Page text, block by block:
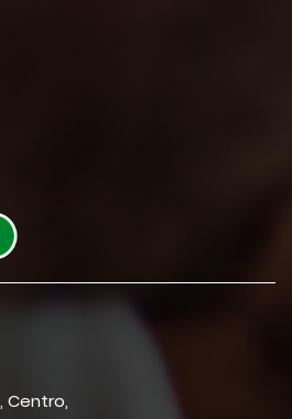
Centro,